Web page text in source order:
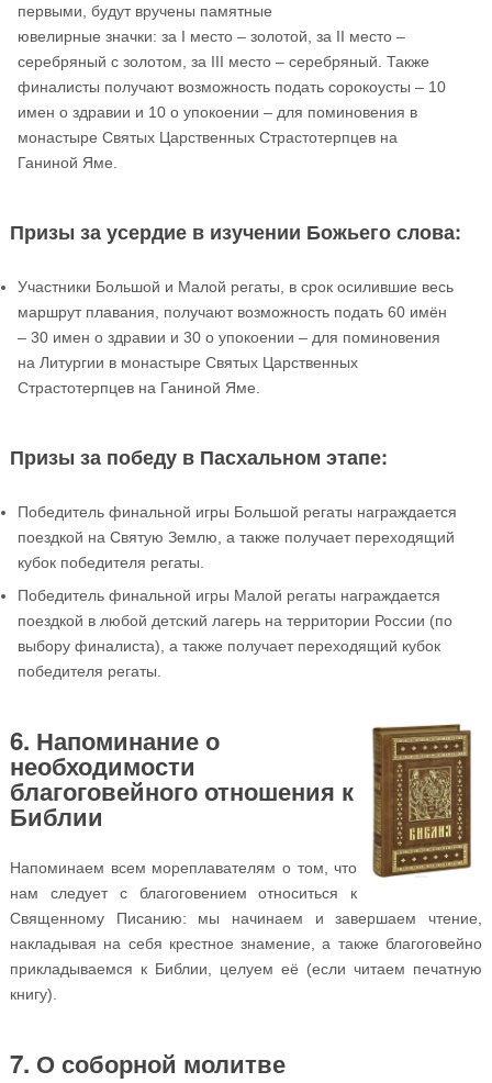
первыми, будут вручены памятные
ювелирные значки: за I место – золотой, за II место –
серебряный с золотом, за III место – серебряный. Также
финалисты получают возможность подать сорокоусты – 10
имен о здравии и 10 о упокоении – для поминовения в
монастыре Святых Царственных Страстотерпцев на
Ганиной Яме.
Призы за усердие в изучении Божьего слова:
Участники Большой и Малой регаты, в срок осилившие весь
маршрут плавания, получают возможность подать 60 имён
– 30 имен о здравии и 30 о упокоении – для поминовения
на Литургии в монастыре Святых Царственных
Страстотерпцев на Ганиной Яме.
Призы за победу в Пасхальном этапе:
Победитель финальной игры Большой регаты награждается
поездкой на Святую Землю, а также получает переходящий
кубок победителя регаты.
Победитель финальной игры Малой регаты награждается
поездкой в любой детский лагерь на территории России (по
выбору финалиста), а также получает переходящий кубок
победителя регаты.
6. Напоминание о
необходимости
благоговейного отношения к
Библии
Напоминаем всем мореплавателям о том, что
нам следует с благоговением относиться к
Священному Писанию: мы начинаем и завершаем чтение,
накладывая на себя крестное знамение, а также благоговейно
прикладываемся к Библии, целуем её (если читаем печатную
книгу).
7. О соборной молитве